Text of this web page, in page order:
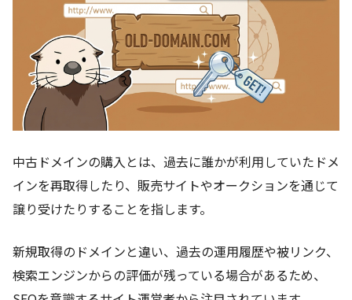
中古ドメインの購入とは、過去に誰かが利用していたドメ
インを再取得したり、販売サイトやオークションを通じて
譲り受けたりすることを指します。
新規取得のドメインと違い、過去の運用履歴や被リンク、
検索エンジンからの評価が残っている場合があるため、